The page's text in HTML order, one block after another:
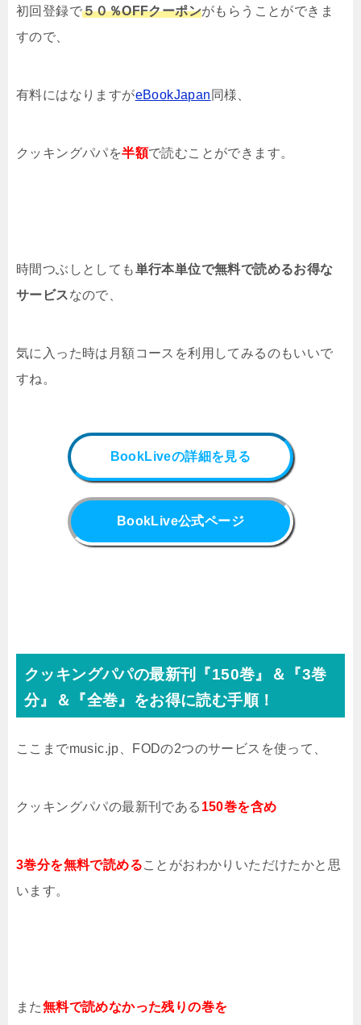
初回登録で５０％OFFクーポンがもらうことができま
すので、
有料にはなりますがeBookJapan 同様、
クッキングパパを半額で読むことができます。
時間つぶしとしても単行本単位で無料で読めるお得な
サービスなので、
気に入った時は月額コースを利用してみるのもいいで
すね。
BookLiveの詳細を見る
BookLive公式ページ
クッキングパパの最新刊『150巻』＆『3巻
分』＆『全巻』をお得に読む手順！
ここまでmusic.jp、FODの2つのサービスを使って、
クッキングパパの最新刊である 150巻を含め
3巻分を無料で読めることがおわかりいただけたかと思
います。
また無料で読めなかった残りの巻を